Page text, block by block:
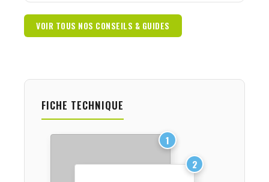
VOIR TOUS NOS CONSEILS & GUIDES
FICHE TECHNIQUE
1
2